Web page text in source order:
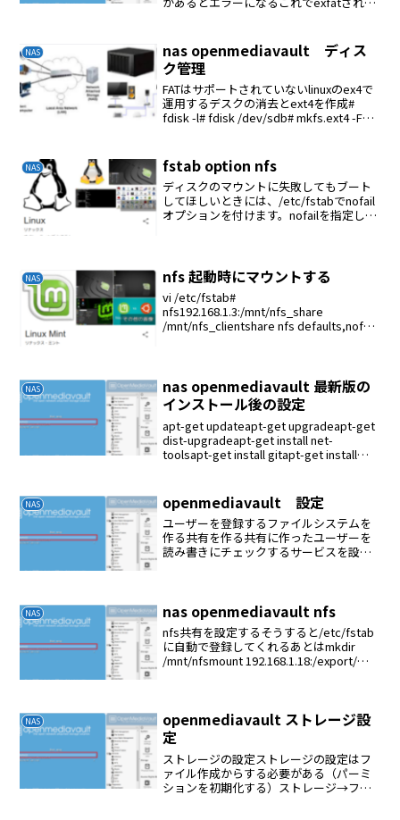
NAS
nas openmediavault ディス
ク管理
FATはサポートされていないlinuxのex4で
運用するデスクの消去とext4を作成#
fdisk -l# fdisk /dev/sdb# mkfs.ext4 -F
NAS fstab option nfs
ディスクのマウントに失敗してもブート
してほしいときには、/etc/fstabでnofail
オプションを付けます。nofailを指定して
NAS nfs 起動時にマウントする
vi /etc/fstab#
nfs192.168.1.3:/mnt/nfs_share
/mnt/nfs_clientshare nfs defaults,nofail
NAS
nas openmediavault 最新版の
インストール後の設定
apt-get updateapt-get upgradeapt-get
dist-upgradeapt-get install net-
toolsapt-get install gitapt-get install
NAS openmediavault 設定
ユーザーを登録するファイルシステムを
作る共有を作る共有に作ったユーザーを
読み書きにチェックするサービスを設定
NAS nas openmediavault nfs
nfs共有を設定するそうすると/etc/fstab
に自動で登録してくれるあとはmkdir
/mnt/nfsmount 192.168.1.18:/export/音
NAS
openmediavault ストレージ設
定
ストレージの設定ストレージの設定はフ
ァイル作成からする必要がある（パーミ
ションを初期化する）ストレージ→ファ